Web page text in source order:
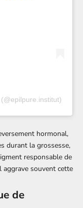
hormonal,
durant la grossesse,
responsable de
aggrave souvent cette
de